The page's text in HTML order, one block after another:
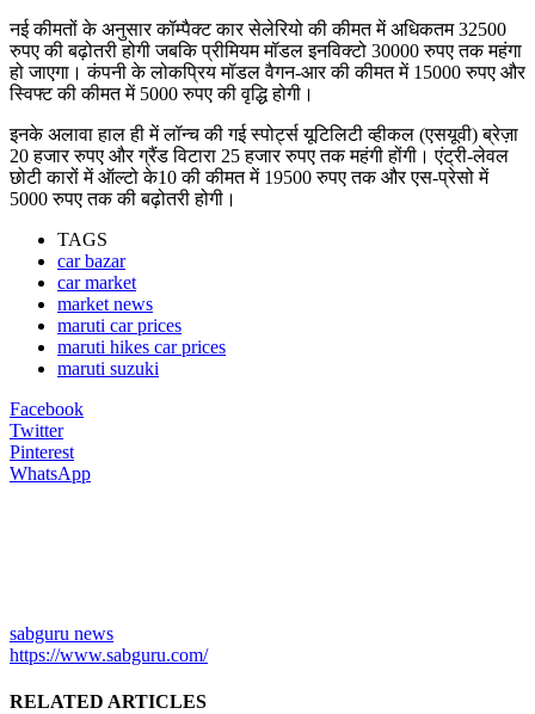
नई कीमतों के अनुसार कॉम्पैक्ट कार सेलेरियो की कीमत में अधिकतम 32500
रुपए की बढ़ोतरी होगी जबकि प्रीमियम मॉडल इनविक्टो 30000 रुपए तक महंगा
हो जाएगा। कंपनी के लोकप्रिय मॉडल वैगन-आर की कीमत में 15000 रुपए और
स्विफ्ट की कीमत में 5000 रुपए की वृद्धि होगी।
इनके अलावा हाल ही में लॉन्च की गई स्पोर्ट्स यूटिलिटी व्हीकल (एसयूवी) ब्रेज़ा
20 हजार रुपए और ग्रैंड विटारा 25 हजार रुपए तक महंगी होंगी। एंट्री-लेवल
छोटी कारों में ऑल्टो के10 की कीमत में 19500 रुपए तक और एस-प्रेसो में
5000 रुपए तक की बढ़ोतरी होगी।
TAGS
car bazar
car market
market news
maruti car prices
maruti hikes car prices
maruti suzuki
Facebook
Twitter
Pinterest
WhatsApp
sabguru news
https://www.sabguru.com/
RELATED ARTICLES